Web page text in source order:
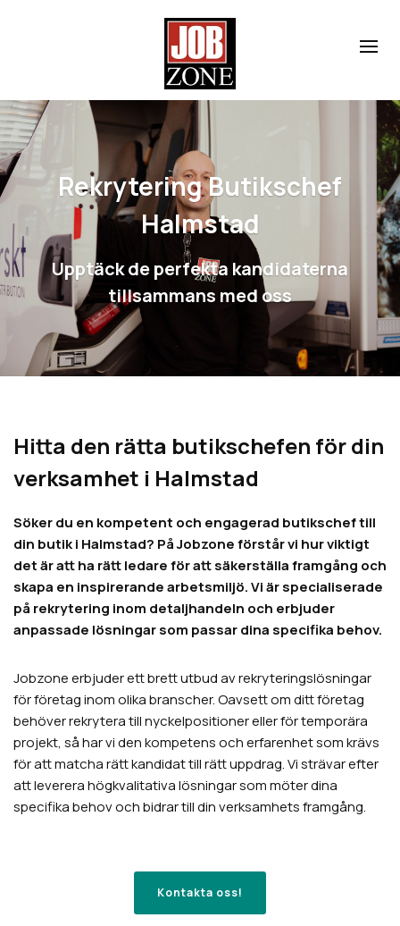
Rekrytering Butikschef
Halmstad
Upptäck de perfekta kandidaterna
tillsammans med oss
Hitta den rätta butikschefen för din
verksamhet i Halmstad
Söker du en kompetent och engagerad butikschef till
din butik i Halmstad? På Jobzone förstår vi hur viktigt
det är att ha rätt ledare för att säkerställa framgång och
skapa en inspirerande arbetsmiljö. Vi är specialiserade
på rekrytering inom detaljhandeln och erbjuder
anpassade lösningar som passar dina specifika behov.
Jobzone erbjuder ett brett utbud av rekryteringslösningar
för företag inom olika branscher. Oavsett om ditt företag
behöver rekrytera till nyckelpositioner eller för temporära
projekt, så har vi den kompetens och erfarenhet som krävs
för att matcha rätt kandidat till rätt uppdrag. Vi strävar efter
att leverera högkvalitativa lösningar som möter dina
specifika behov och bidrar till din verksamhets framgång.
Kontakta oss!